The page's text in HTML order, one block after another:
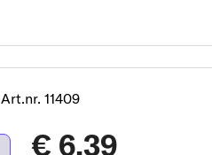
Art.nr. 11409
€ 6,39